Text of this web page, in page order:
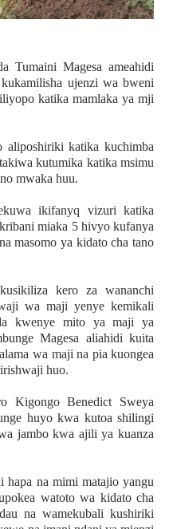
Tumaini Magesa ameahidi
ujenzi wa bweni
katika mamlaka ya mji
aliposhiriki katika kuchimba
kutumika katika msimu
mwaka huu.
ikifanyq vizuri katika
miaka 5 hivyo kufanya
masomo ya kidato cha tano
kero za wananchi
wa maji yenye kemikali
kwenye mito ya maji ya
Magesa aliahidi kuita
wa maji na pia kuongea
huo.
Kigongo Benedict Sweya
huyo kwa kutoa shilingi
jambo kwa ajili ya kuanza
hapa na mimi matajio yangu
watoto wa kidato cha
na wamekubali kushiriki